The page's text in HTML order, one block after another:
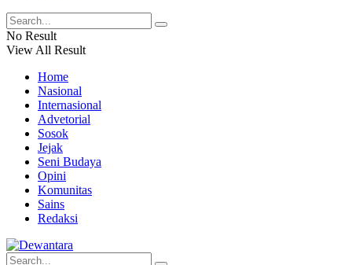
No Result
View All Result
Home
Nasional
Internasional
Advetorial
Sosok
Jejak
Seni Budaya
Opini
Komunitas
Sains
Redaksi